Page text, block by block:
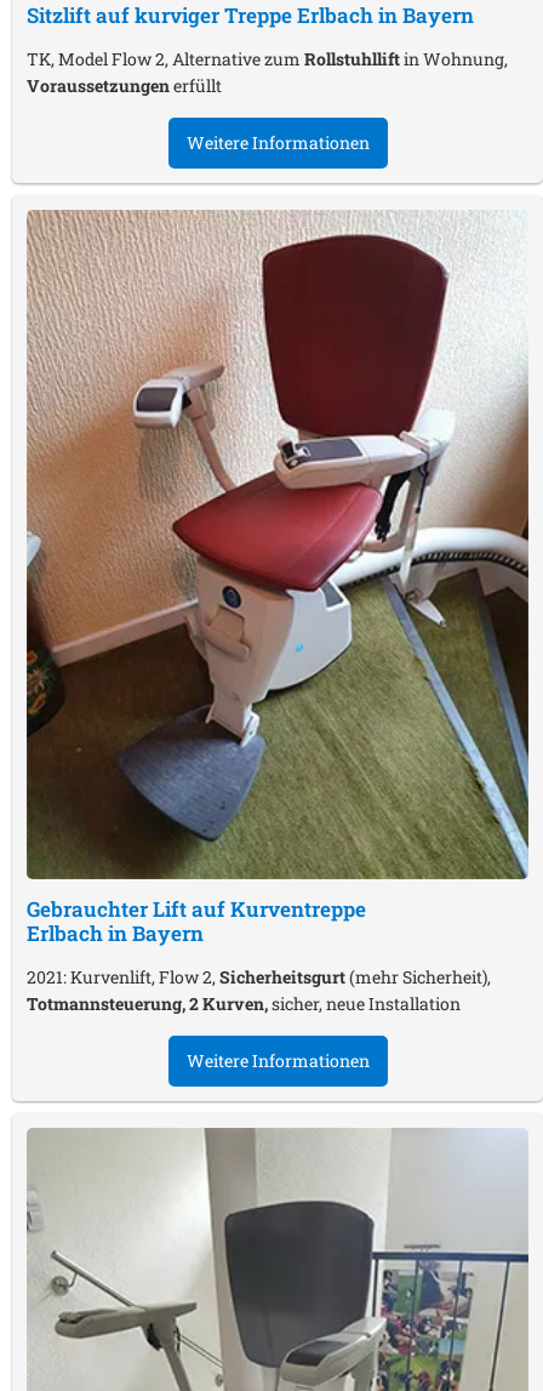
Sitzlift auf kurviger TreppeErlbach in Bayern
TK, Model Flow 2, Alternative zum Rollstuhlliftin Wohnung,
Voraussetzungenerfüllt
Weitere Informationen
Gebrauchter Lift auf Kurventreppe
Erlbach in Bayern
2021: Kurvenlift, Flow 2, Sicherheitsgurt(mehr Sicherheit),
Totmannsteuerung, 2 Kurven,sicher, neue Installation
Weitere Informationen